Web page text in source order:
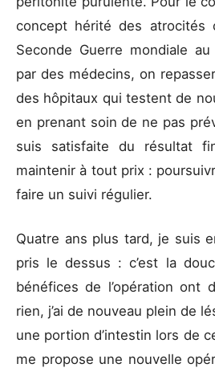
concept hérité des atrocités
Seconde Guerre mondiale
par des médecins, on
des hôpitaux qui testent de
en prenant soin de ne pas
suis satisfaite du résultat
maintenir à tout prix :
faire un suivi régulier.
Quatre ans plus tard, je suis
pris le dessus : c’est la
bénéfices de l’opération ont
rien, j’ai de nouveau plein de
une portion d’intestin lors de
me propose une nouvelle